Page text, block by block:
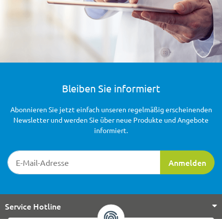
Bleiben Sie informiert
Newsletter-Registrierung
Anmelden
Abonnieren Sie jetzt einfach unseren regelmäßig erscheinenden
Newsletter und werden Sie über neue Produkte und Angebote
informiert.
Service Hotline